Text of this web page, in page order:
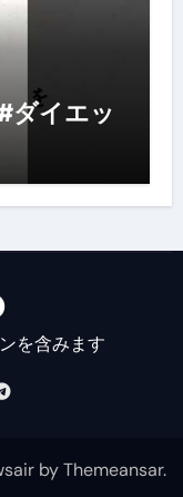
ダイエッ
を含みます
byThemeansar.